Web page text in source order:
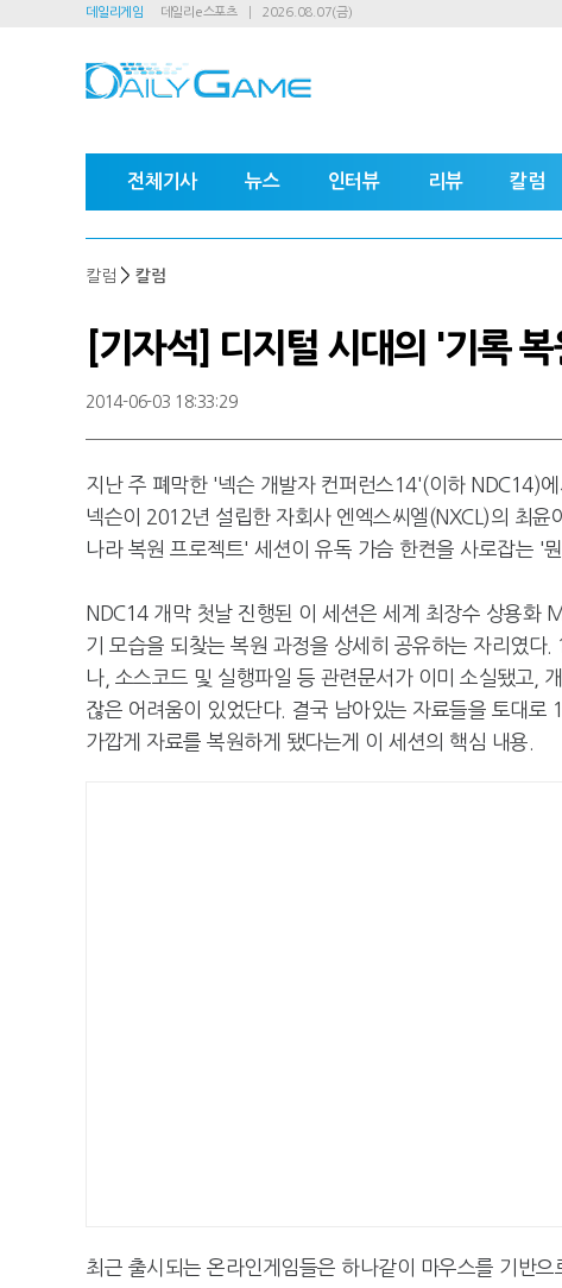
데일리게임 데일리e스포츠 2026.08.07(금)
전체기사 뉴스 인터뷰 리뷰 칼럼
칼럼 > 칼럼
[기자석] 디지털 시대의 '기록
2014-06-03 18:33:29
지난 주 폐막한 '넥슨 개발자 컨퍼런스14'(이하 NDC14)
넥슨이 2012년 설립한 자회사 엔엑스씨엘(NXCL)의 최
나라 복원 프로젝트' 세션이 유독 가슴 한켠을 사로잡는 '
NDC14 개막 첫날 진행된 이 세션은 세계 최장수 상용화
기 모습을 되찾는 복원 과정을 상세히 공유하는 자리였
나, 소스코드 및 실행파일 등 관련문서가 이미 소실됐고,
잖은 어려움이 있었단다. 결국 남아있는 자료들을 토대
가깝게 자료를 복원하게 됐다는게 이 세션의 핵심 내용.
최근 출시되는 온라인게임들은 하나같이 마우스를 기반